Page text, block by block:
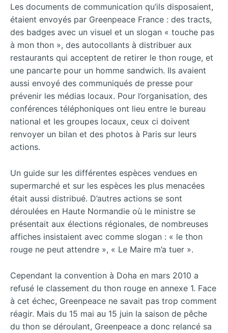
Les documents de communication qu’ils disposaient,
étaient envoyés par Greenpeace France : des tracts,
des badges avec un visuel et un slogan « touche pas
à mon thon », des autocollants à distribuer aux
restaurants qui acceptent de retirer le thon rouge, et
une pancarte pour un homme sandwich. Ils avaient
aussi envoyé des communiqués de presse pour
prévenir les médias locaux. Pour l’organisation, des
conférences téléphoniques ont lieu entre le bureau
national et les groupes locaux, ceux ci doivent
renvoyer un bilan et des photos à Paris sur leurs
actions.
Un guide sur les différentes espèces vendues en
supermarché et sur les espèces les plus menacées
était aussi distribué. D’autres actions se sont
déroulées en Haute Normandie où le ministre se
présentait aux élections régionales, de nombreuses
affiches insistaient avec comme slogan : « le thon
rouge ne peut attendre », « Le Maire m’a tuer ».
Cependant la convention à Doha en mars 2010 a
refusé le classement du thon rouge en annexe 1. Face
à cet échec, Greenpeace ne savait pas trop comment
réagir. Mais du 15 mai au 15 juin la saison de pêche
du thon se déroulant, Greenpeace a donc relancé sa